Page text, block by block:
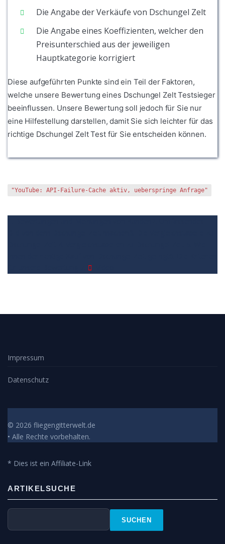
Die Angabe der Verkäufe von Dschungel Zelt
Die Angabe eines Koeffizienten, welcher den
Preisunterschied aus der jeweiligen
Hauptkategorie korrigiert
Diese aufgeführten Punkte sind ein Teil der Faktoren,
welche unsere Bewertung eines Dschungel Zelt Testsieger
beeinflussen. Unsere Bewertung soll jedoch für Sie nur
eine Hilfestellung darstellen, damit Sie sich leichter für das
richtige Dschungel Zelt Test für Sie entscheiden können.
"YouTube: API-Failure-Cache aktiv, ueberspringe Anfrage"
Impressum
Datenschutz
© 2026 fliegengitterwelt.de
• Alle Rechte vorbehalten.
* Dies ist ein Affiliate-Link
ARTIKELSUCHE